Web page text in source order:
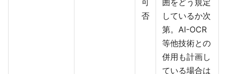
可
否
囲をどう規定
しているか次
第。AI-OCR
等他技術との
併用も計画し
ている場合は